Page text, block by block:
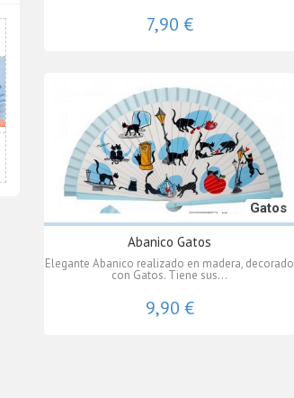
7,90 €
Gatos
Abanico Gatos
Elegante Abanico realizado en madera, decorado
con Gatos. Tiene sus...
9,90 €